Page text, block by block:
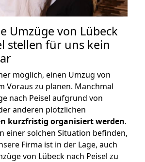
Umzüge von Lübeck
stellen für uns kein
möglich, einen Umzug von
Voraus zu planen. Manchmal
nach Peisel aufgrund von
anderen plötzlichen
kurzfristig organisiert werden.
einer solchen Situation befinden,
Firma ist in der Lage, auch
von Lübeck nach Peisel zu